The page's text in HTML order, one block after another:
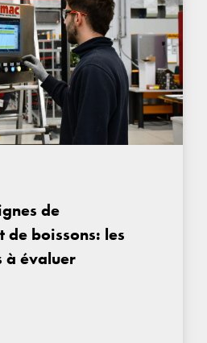
de
de boissons: les
à évaluer